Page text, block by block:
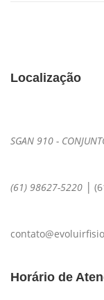
Localização
SGAN 910 -
(61) 98627-5220 |
Horário de